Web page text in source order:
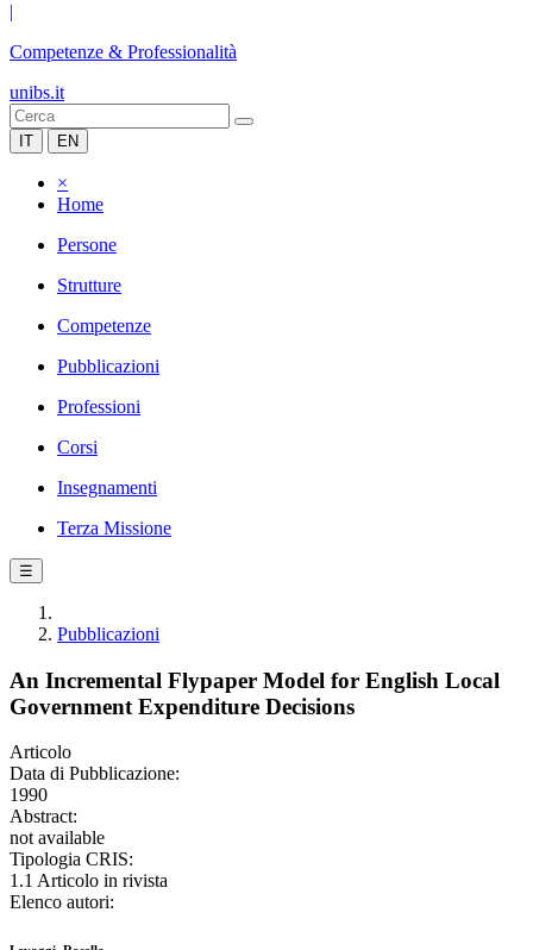
|
Competenze & Professionalità
unibs.it
IT EN
×
Home
Persone
Strutture
Competenze
Pubblicazioni
Professioni
Corsi
Insegnamenti
Terza Missione
☰
Pubblicazioni
An Incremental Flypaper Model for English Local
Government Expenditure Decisions
Articolo
Data di Pubblicazione:
1990
Abstract:
not available
Tipologia CRIS:
1.1 Articolo in rivista
Elenco autori: